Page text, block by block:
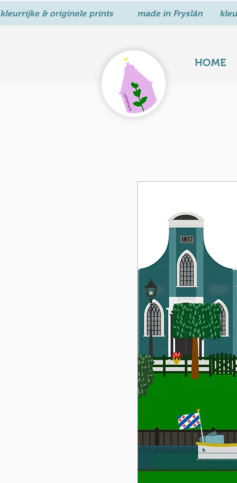
kleurrijke & originele prints          made in Fryslân
HOME